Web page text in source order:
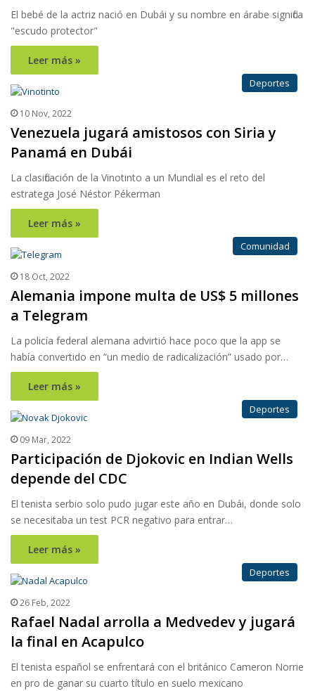
El bebé de la actriz nació en Dubái y su nombre en árabe significa
"escudo protector"
Leer más »
Deportes
10 Nov, 2022
Venezuela jugará amistosos con Siria y
Panamá en Dubái
La clasificación de la Vinotinto a un Mundial es el reto del
estratega José Néstor Pékerman
Leer más »
Comunidad
18 Oct, 2022
Alemania impone multa de US$ 5 millones
a Telegram
La policía federal alemana advirtió hace poco que la app se
había convertido en “un medio de radicalización” usado por…
Leer más »
Deportes
09 Mar, 2022
Participación de Djokovic en Indian Wells
depende del CDC
El tenista serbio solo pudo jugar este año en Dubái, donde solo
se necesitaba un test PCR negativo para entrar…
Leer más »
Deportes
26 Feb, 2022
Rafael Nadal arrolla a Medvedev y jugará
la final en Acapulco
El tenista español se enfrentará con el británico Cameron Norrie
en pro de ganar su cuarto título en suelo mexicano